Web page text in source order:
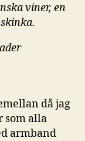
viner, en
då jag
som alla
armband